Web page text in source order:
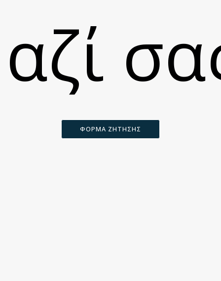
ΦΟΡΜΑ ΖΗΤΗΣΗΣ